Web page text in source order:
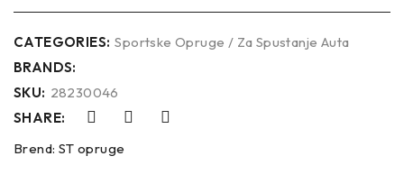
CATEGORIES: Sportske Opruge / Za Spustanje Auta
BRANDS:
SKU: 28230046
SHARE:
Brend: ST opruge